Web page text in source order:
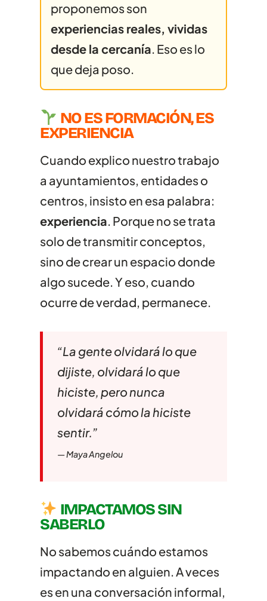
proponemos son
experiencias reales, vividas
desde la cercanía. Eso es lo
que deja poso.
NO ES FORMACIÓN, ES
EXPERIENCIA
Cuando explico nuestro trabajo
a ayuntamientos, entidades o
centros, insisto en esa palabra:
experiencia. Porque no se trata
solo de transmitir conceptos,
sino de crear un espacio donde
algo sucede. Y eso, cuando
ocurre de verdad, permanece.
“La gente olvidará lo que
dijiste, olvidará lo que
hiciste, pero nunca
olvidará cómo la hiciste
sentir.”
— Maya Angelou
IMPACTAMOS SIN
SABERLO
No sabemos cuándo estamos
impactando en alguien. A veces
es en una conversación informal,